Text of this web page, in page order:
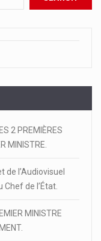
2 PREMIÈRES
MINISTRE.
de l’Audiovisuel
de l’État.
MINISTRE